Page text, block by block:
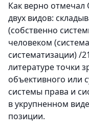
Как верно
двух видов:
(собственно
человеком
систематизации) /
литературе точки
объективного или
системы права и
в укрупненном
позиции.